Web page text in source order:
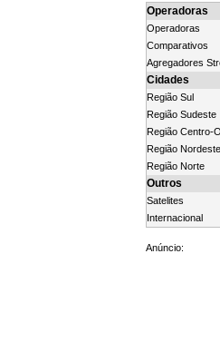
Operadoras
Operadoras
Comparativos
Agregadores
Cidades
Região Sul
Região Sudeste
Região Centro-
Região Nordeste
Região Norte
Outros
Satelites
Internacional
Anúncio: